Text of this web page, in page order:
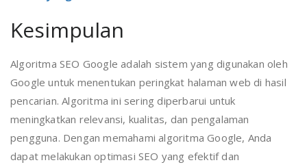
Kesimpulan
Algoritma SEO Google adalah sistem yang digunakan oleh
Google untuk menentukan peringkat halaman web di hasil
pencarian. Algoritma ini sering diperbarui untuk
meningkatkan relevansi, kualitas, dan pengalaman
pengguna. Dengan memahami algoritma Google, Anda
dapat melakukan optimasi SEO yang efektif dan